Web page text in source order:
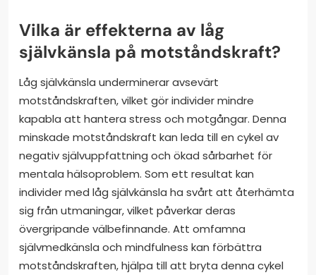
Vilka är effekterna av låg
självkänsla på motståndskraft?
Låg självkänsla underminerar avsevärt
motståndskraften, vilket gör individer mindre
kapabla att hantera stress och motgångar. Denna
minskade motståndskraft kan leda till en cykel av
negativ självuppfattning och ökad sårbarhet för
mentala hälsoproblem. Som ett resultat kan
individer med låg självkänsla ha svårt att återhämta
sig från utmaningar, vilket påverkar deras
övergripande välbefinnande. Att omfamna
självmedkänsla och mindfulness kan förbättra
motståndskraften, hjälpa till att bryta denna cykel